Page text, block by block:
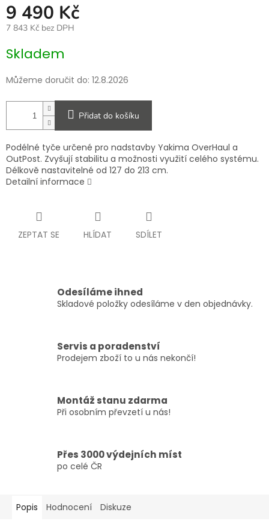
9 490 Kč
7 843 Kč bez DPH
cena:
Skladem
Můžeme doručit do: 12.8.2026
Přidat do košíku
Podélné tyče určené pro nadstavby Yakima OverHaul a
OutPost. Zvyšují stabilitu a možnosti využití celého systému.
Délkově nastavitelné od 127 do 213 cm.
Detailní informace
ZEPTAT SE HLÍDAT SDÍLET
Odesíláme ihned
Skladové položky odesíláme v den objednávky.
Servis a poradenství
Prodejem zboží to u nás nekončí!
Montáž stanu zdarma
Při osobním převzetí u nás!
Přes 3000 výdejních míst
po celé ČR
Popis Hodnocení Diskuze